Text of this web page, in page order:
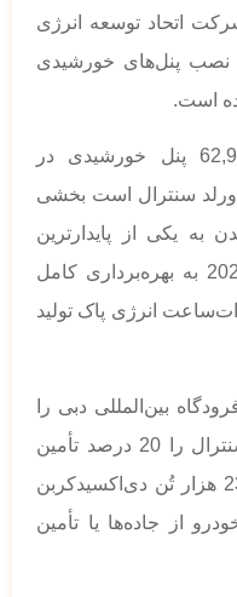
اتحاد توسعه انرژی
نصب پنل‌های خورشیدی
است.
این پروژه که شامل نصب 62,904 پنل خورشیدی در
ورلد سنترال است بخشی
به یکی از پایدارترین
شهرهای جهان است و تا سال 2026 به بهره‌برداری کامل
و سالانه 60,346 مگاوات‌ساعت انرژی پاک تولید
بین‌المللی دبی را
6.5 درصد و فرودگاه دبی ورلد سنترال را 20 درصد تأمین
می‌کند و منجر به کاهش انتشار 23 هزار تُن دی‌اکسیدکربن
شد، معادل حذف 5,000 خودرو از جاده‌ها یا تأمین